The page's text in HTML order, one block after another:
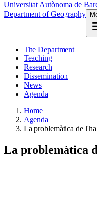
Universitat Autònoma de
Department of Geography
The Department
Teaching
Research
Dissemination
News
Agenda
Home
Agenda
La problemàtica de
La problemàtica